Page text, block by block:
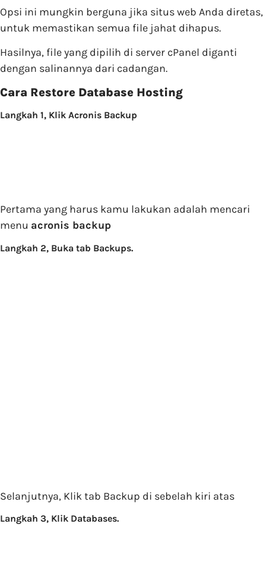
Opsi ini mungkin berguna jika situs web Anda diretas,
untuk memastikan semua file jahat dihapus.
Hasilnya, file yang dipilih di server cPanel diganti
dengan salinannya dari cadangan.
Cara Restore Database Hosting
Langkah 1, Klik Acronis Backup
Pertama yang harus kamu lakukan adalah mencari
menu acronis backup
Langkah 2, Buka tab Backups.
Selanjutnya, Klik tab Backup di sebelah kiri atas
Langkah 3, Klik Databases.